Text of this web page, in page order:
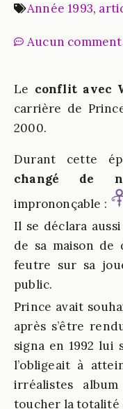
Année 1993,
Aucun
Le conflit avec
carrière de
2000.
Durant cette
changé de
imprononçable :
Il se déclara
de sa maison
feutre sur sa
public.
Prince avait
après s’être
signa en 1992 lui
l’obligeait à
irréalistes
toucher la totalité